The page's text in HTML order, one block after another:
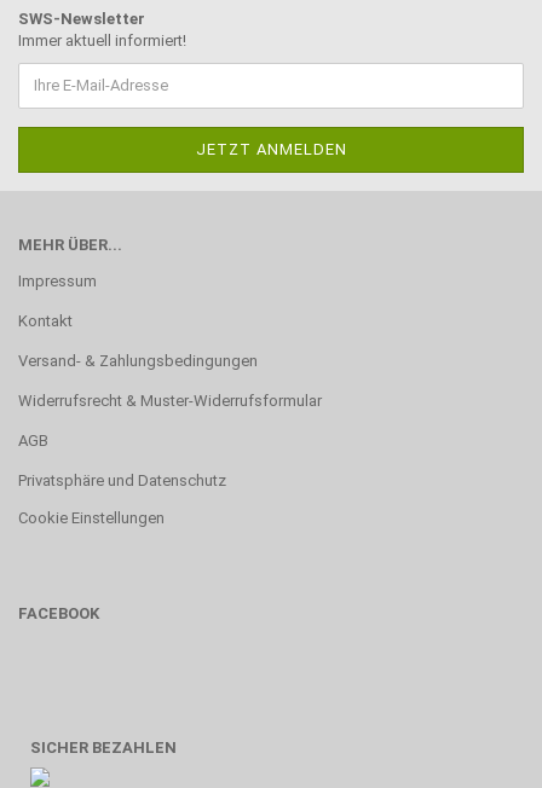
SWS-Newsletter
Immer aktuell informiert!
MEHR ÜBER...
Impressum
Kontakt
Versand- & Zahlungsbedingungen
Widerrufsrecht & Muster-Widerrufsformular
AGB
Privatsphäre und Datenschutz
Cookie Einstellungen
FACEBOOK
SICHER BEZAHLEN